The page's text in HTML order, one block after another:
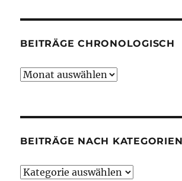
BEITRÄGE CHRONOLOGISCH
Beiträge
BEITRÄGE NACH KATEGORIEN
Beiträge